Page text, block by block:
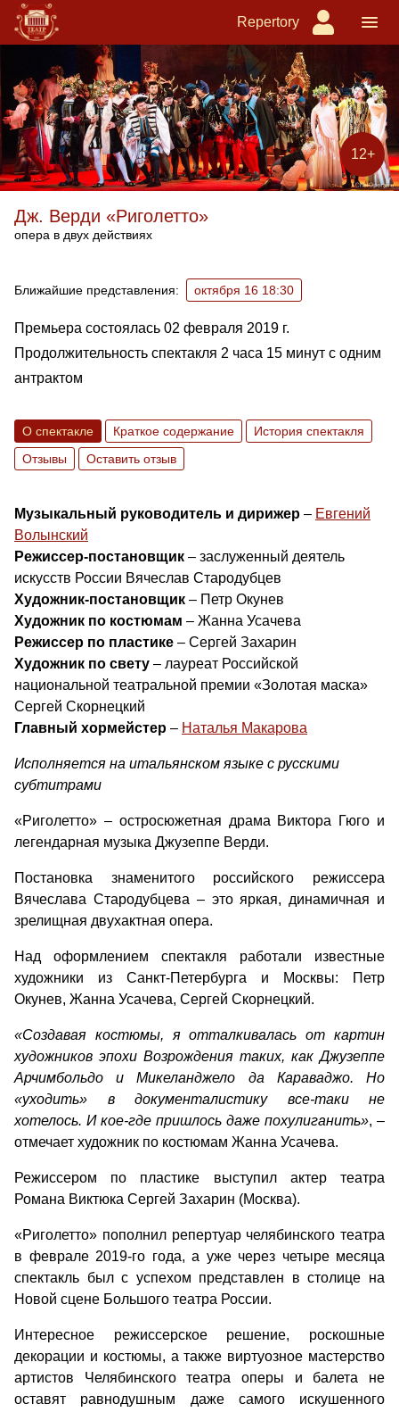
Repertory
12+
Дж. Верди «Риголетто»
опера в двух действиях
Ближайшие представления: октября 16 18:30
Премьера состоялась 02 февраля 2019 г.
Продолжительность спектакля 2 часа 15 минут с одним
антрактом
О спектакле Краткое содержание
История спектакля
Отзывы
Оставить отзыв
Музыкальный руководитель и дирижер – Евгений
Волынский
Режиссер-постановщик – заслуженный деятель
искусств России Вячеслав Стародубцев
Художник-постановщик – Петр Окунев
Художник по костюмам – Жанна Усачева
Режиссер по пластике – Сергей Захарин
Художник по свету – лауреат Российской
национальной театральной премии «Золотая маска»
Сергей Скорнецкий
Главный хормейстер – Наталья Макарова
Исполняется на итальянском языке с русскими
субтитрами
«Риголетто» – остросюжетная драма Виктора Гюго и
легендарная музыка Джузеппе Верди.
Постановка знаменитого российского режиссера
Вячеслава Стародубцева – это яркая, динамичная и
зрелищная двухактная опера.
Над оформлением спектакля работали известные
художники из Санкт-Петербурга и Москвы: Петр
Окунев, Жанна Усачева, Сергей Скорнецкий.
«Создавая костюмы, я отталкивалась от картин
художников эпохи Возрождения таких, как Джузеппе
Арчимбольдо и Микеланджело да Караваджо. Но
«уходить» в документалистику все-таки не
хотелось. И кое-где пришлось даже похулиганить», –
отмечает художник по костюмам Жанна Усачева.
Режиссером по пластике выступил актер театра
Романа Виктюка Сергей Захарин (Москва).
«Риголетто» пополнил репертуар челябинского театра
в феврале 2019-го года, а уже через четыре месяца
спектакль был с успехом представлен в столице на
Новой сцене Большого театра России.
Интересное режиссерское решение, роскошные
декорации и костюмы, а также виртуозное мастерство
артистов Челябинского театра оперы и балета не
оставят равнодушным даже самого искушенного